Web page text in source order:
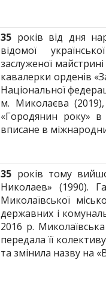
35 років від дня
відомої
заслуженої
кавалерки орденів
Національної
м. Миколаєва
«Городянин року» в
вписане в
35 років тому
Николаев» (1990).
Миколаївської
державних і
2016 р.
передала її
та змінила назву на